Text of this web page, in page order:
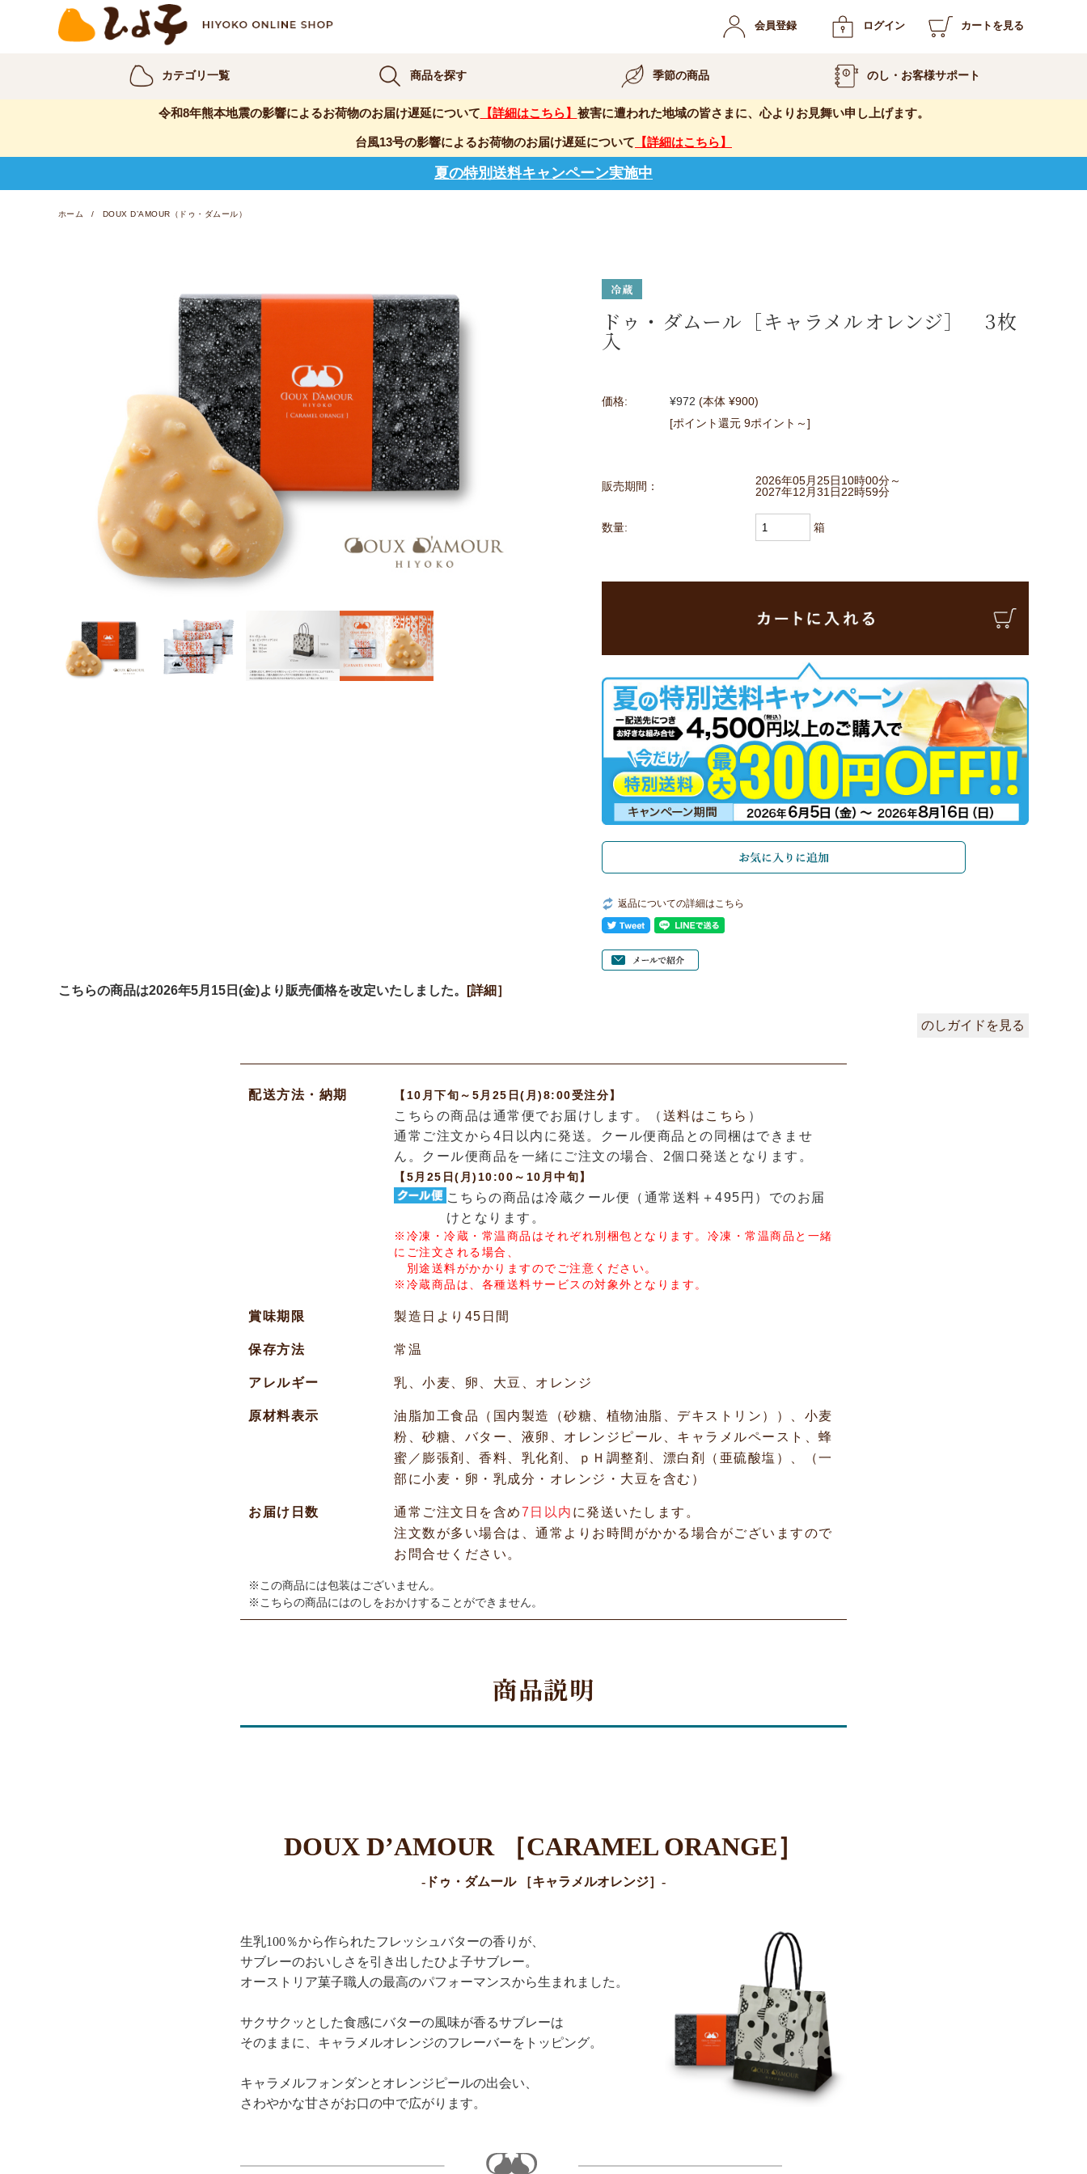
会員登録 ログイン カートを見る
カテゴリ一覧 商品を探す 季節の商品 のし・お客様サポート
令和8年熊本地震の影響によるお荷物のお届け遅延について 【詳細はこちら】 被害に遭われた地域の皆さまに、心よりお見舞い申し上げます。
台風13号の影響によるお荷物のお届け遅延について 【詳細はこちら】
夏の特別送料キャンペーン実施中
ホーム DOUX D’AMOUR（ドゥ・ダムール）
ドゥ・ダムール［キャラメルオレンジ］ 3枚
入
価格: ¥972 (本体 ¥900)
[ポイント還元 9ポイント～]
販売期間：
2026年05月25日10時00分～
2027年12月31日22時59分
数量: 箱
返品についての詳細はこちら
こちらの商品は2026年5月15日(金)より販売価格を改定いたしました。 [詳細］
のしガイドを見る
配送方法・納期 【10月下旬～5月25日(月)8:00受注分】
こちらの商品は通常便でお届けします。（ 送料はこちら ）
通常ご注文から4日以内に発送。クール便商品との同梱はできませ
ん。クール便商品を一緒にご注文の場合、2個口発送となります。
【5月25日(月)10:00～10月中旬】
こちらの商品は冷蔵クール便（通常送料＋495円）でのお届
けとなります。
※冷凍・冷蔵・常温商品はそれぞれ別梱包となります。冷凍・常温商品と一緒
にご注文される場合、
別途送料がかかりますのでご注意ください。
※冷蔵商品は、各種送料サービスの対象外となります。
賞味期限 製造日より45日間
保存方法 常温
アレルギー 乳、小麦、卵、大豆、オレンジ
原材料表示
油脂加工食品（国内製造（砂糖、植物油脂、デキストリン））、小麦
粉、砂糖、バター、液卵、オレンジピール、キャラメルペースト、蜂
蜜／膨張剤、香料、乳化剤、ｐＨ調整剤、漂白剤（亜硫酸塩）、（一
部に小麦・卵・乳成分・オレンジ・大豆を含む）
お届け日数 通常ご注文日を含め7日以内 に発送いたします。
注文数が多い場合は、通常よりお時間がかかる場合がございますので
お問合せください。
※この商品には包装はございません。
※こちらの商品にはのしをおかけすることができません。
商品説明
DOUX D’AMOUR ［CARAMEL ORANGE］
-ドゥ・ダムール ［キャラメルオレンジ］-
生乳100％から作られたフレッシュバターの香りが、
サブレーのおいしさを引き出したひよ子サブレー。
オーストリア菓子職人の最高のパフォーマンスから生まれました。
サクサクッとした食感にバターの風味が香るサブレーは
そのままに、キャラメルオレンジのフレーバーをトッピング。
キャラメルフォンダンとオレンジピールの出会い、
さわやかな甘さがお口の中で広がります。